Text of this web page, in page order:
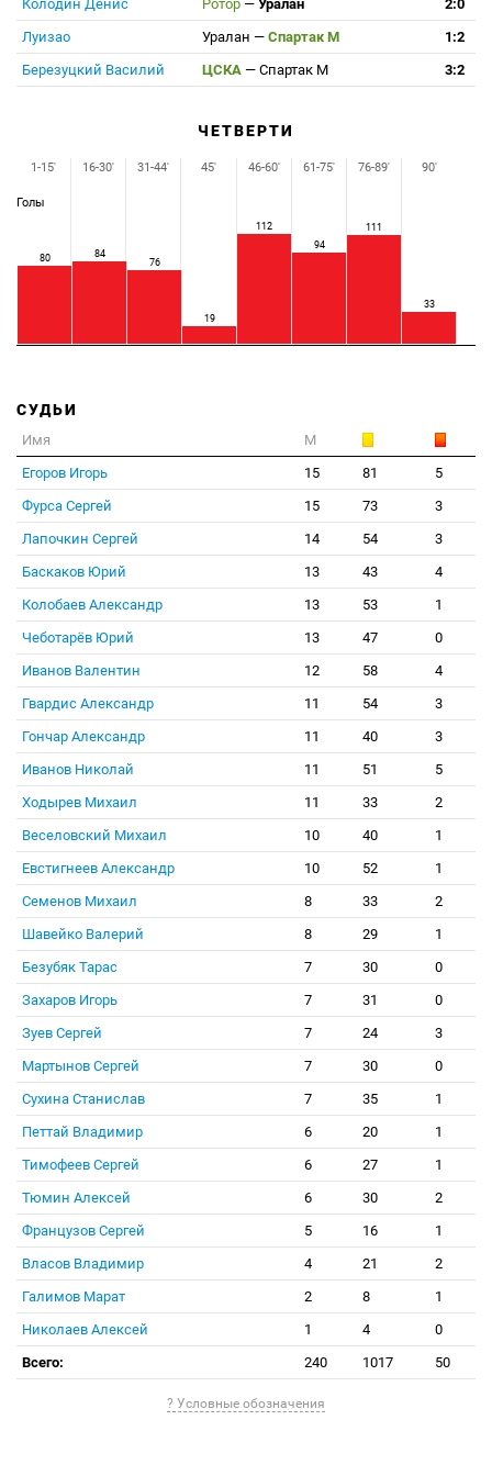
Колодин Денис Ротор — Уралан
2:0
Луизао
Уралан — Спартак М
1:2
Березуцкий Василий
ЦСКА — Спартак М 3:2
ЧЕТВЕРТИ
Голы
80
84
76
19
112
94
111
33
1-15' 16-30' 31-44' 45' 46-60' 61-75' 76-89' 90'
СУДЬИ
Имя
М
Егоров Игорь
15 81
5
Фурса Сергей
15 73
3
Лапочкин Сергей
14 54
3
Баскаков Юрий
13 43
4
Колобаев Александр
13 53
1
Чеботарёв Юрий
13 47
0
Иванов Валентин
12 58
4
Гвардис Александр
11 54
3
Гончар Александр
11 40
3
Иванов Николай
11 51
5
Ходырев Михаил
11 33
2
Веселовский Михаил
10 40
1
Евстигнеев Александр
10 52
1
Семенов Михаил
8 33
2
Шавейко Валерий
8 29
1
Безубяк Тарас
7 30
0
Захаров Игорь
7 31
0
Зуев Сергей
7 24
3
Мартынов Сергей
7 30
0
Сухина Станислав
7 35
1
Петтай Владимир
6 20
1
Тимофеев Сергей
6 27
1
Тюмин Алексей
6 30
2
Французов Сергей
5 16
1
Власов Владимир
4 21
2
Галимов Марат
2 8
1
Николаев Алексей
1 4
0
Всего:
240 1017 50
? Условные обозначения